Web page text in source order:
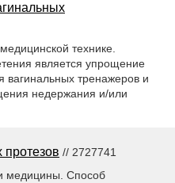
технике.
является упрощение
вагинальных тренажеров и
недержания и/или
протезов // 2727741
медицины. Способ